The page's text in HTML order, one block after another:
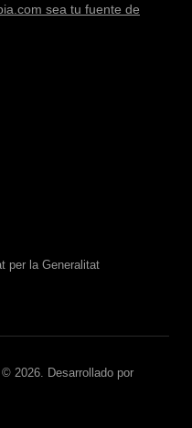
sea tu fuente de
per la Generalitat
2026. Desarrollado por